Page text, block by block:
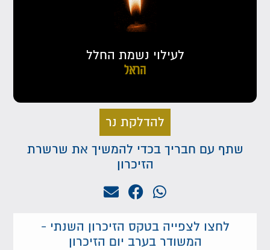
לעילוי נשמת החלל
הראל
להדלקת נר
שתף עם חבריך בכדי להמשיך את שרשרת
הזיכרון
לחצו לצפייה בטקס הזיכרון השנתי -
המשודר בערב יום הזיכרון